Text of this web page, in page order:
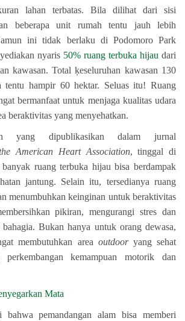
lahan terbatas. Bila dilihat dari sisi
beberapa unit rumah tentu jauh lebih
ini tidak berlaku di Podomoro Park
nyaris 50% ruang terbuka hijau dari
kawasan. Total ķeseluruhan kawasan 130
tentu hampir 60 hektar. Seluas itu! Ruang
bermanfaat untuk menjaga kualitas udara
beraktivitas yang menyehatkan.
yang dipublikasikan dalam jurnal
American Heart Association, tinggal di
ruang terbuka hijau bisa berdampak
jantung. Selain itu, tersedianya ruang
menumbuhkan keinginan untuk beraktivitas
pikiran, mengurangi stres dan
Bukan hanya untuk orang dewasa,
membutuhkan area outdooryang sehat
perkembangan kemampuan motorik dan
Mata
bahwa pemandangan alam bisa memberi